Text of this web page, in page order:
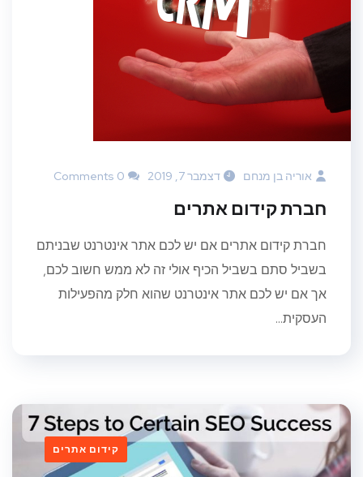
אוריה בן מנחם דצמבר 7, 2019 0 Comments
חברת קידום אתרים
חברת קידום אתרים אם יש לכם אתר אינטרנט שבניתם
בשביל סתם בשביל הכיף אולי זה לא ממש חשוב לכם,
אך אם יש לכם אתר אינטרנט שהוא חלק מהפעילות
העסקית...
קידום אתרים